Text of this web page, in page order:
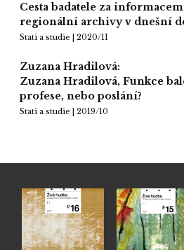
Cesta badatele za
regionální archivy v dnešní
Stati a studie | 2020/11
Zuzana Hradilová:
Zuzana Hradilová, Funkce
profese, nebo poslání?
Stati a studie | 2019/10